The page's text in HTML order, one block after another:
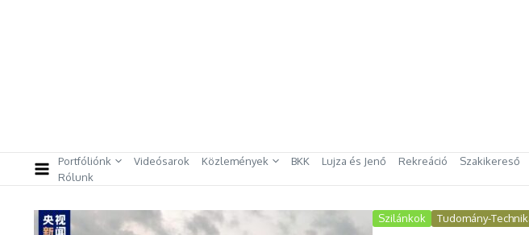
Portfóliónk Videósarok Közlemények BKK Lujza és Jenő Rekreáció Szakikereső
Rólunk
Szilánkok Tudomány-